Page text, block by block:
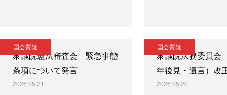
国会質疑
衆議院憲法審査会 緊急事態
条項について発言
2026.05.21
国会質疑
衆議院法務委員
年後見・遺言）改
2026.05.20